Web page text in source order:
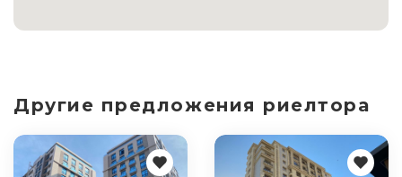
Другие предложения риелтора